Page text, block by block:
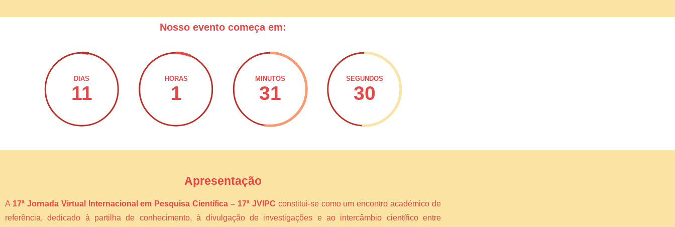
Nosso evento começa em:
DIAS
11
HORAS
1
MINUTOS
31
SEGUNDOS
29
Apresentação
A 17ª Jornada Virtual Internacional em Pesquisa Científica – 17ª JVIPC constitui-se como um encontro académico de
referência, dedicado à partilha de conhecimento, à divulgação de investigações e ao intercâmbio científico entre